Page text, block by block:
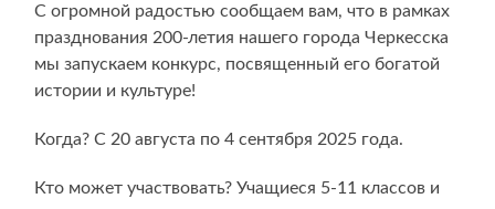
С огромной радостью сообщаем вам, что в рамках
празднования 200-летия нашего города Черкесска
мы запускаем конкурс, посвященный его богатой
истории и культуре!
Когда? С 20 августа по 4 сентября 2025 года.
Кто может участвовать? Учащиеся 5-11 классов и